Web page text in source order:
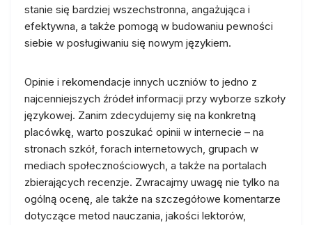
stanie się bardziej wszechstronna, angażująca i
efektywna, a także pomogą w budowaniu pewności
siebie w posługiwaniu się nowym językiem.
Opinie i rekomendacje innych uczniów to jedno z
najcenniejszych źródeł informacji przy wyborze szkoły
językowej. Zanim zdecydujemy się na konkretną
placówkę, warto poszukać opinii w internecie – na
stronach szkół, forach internetowych, grupach w
mediach społecznościowych, a także na portalach
zbierających recenzje. Zwracajmy uwagę nie tylko na
ogólną ocenę, ale także na szczegółowe komentarze
dotyczące metod nauczania, jakości lektorów,